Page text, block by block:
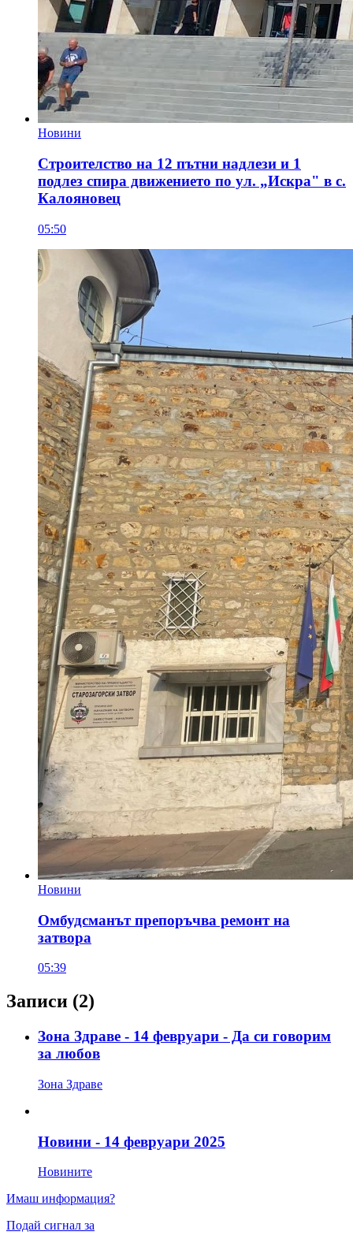
Новини
Строителство на 12 пътни надлези и 1
подлез спира движението по ул. „Искра" в с.
Калояновец
05:50
Новини
Омбудсманът препоръчва ремонт на
затвора
05:39
Записи (2)
Зона Здраве - 14 февруари - Да си говорим
за любов
Зона Здраве
Новини - 14 февруари 2025
Новините
Имаш информация?
Подай сигнал за